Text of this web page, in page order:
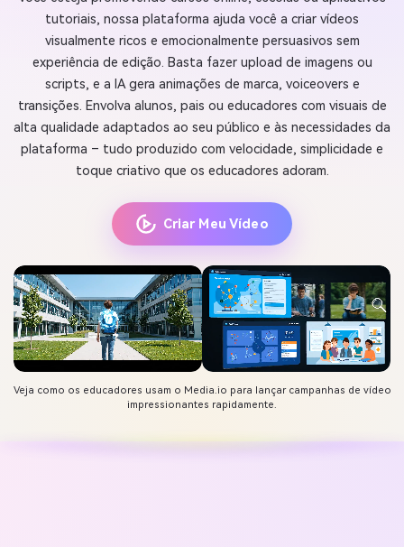
tutoriais, nossa plataforma ajuda você a criar vídeos
visualmente ricos e emocionalmente persuasivos sem
experiência de edição. Basta fazer upload de imagens ou
scripts, e a IA gera animações de marca, voiceovers e
transições. Envolva alunos, pais ou educadores com visuais de
alta qualidade adaptados ao seu público e às necessidades da
plataforma – tudo produzido com velocidade, simplicidade e
toque criativo que os educadores adoram.
Criar Meu Vídeo
Veja como os educadores usam o Media.io para lançar campanhas de vídeo
impressionantes rapidamente.